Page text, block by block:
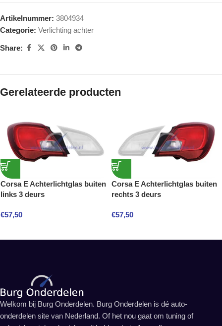
Artikelnummer: 3804934
Categorie: Verlichting achter
Share:
Gerelateerde producten
Corsa E Achterlichtglas buiten
links 3 deurs
€57,50
Corsa E Achterlichtglas buiten
rechts 3 deurs
€57,50
Welkom bij Burg Onderdelen. Burg Onderdelen is dé auto-
onderdelen site van Nederland. Of het nou gaat om tuning of